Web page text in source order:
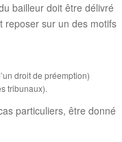
bailleur doit être délivré
reposer sur un des motifs
droit de préemption)
tribunaux).
particuliers, être donné